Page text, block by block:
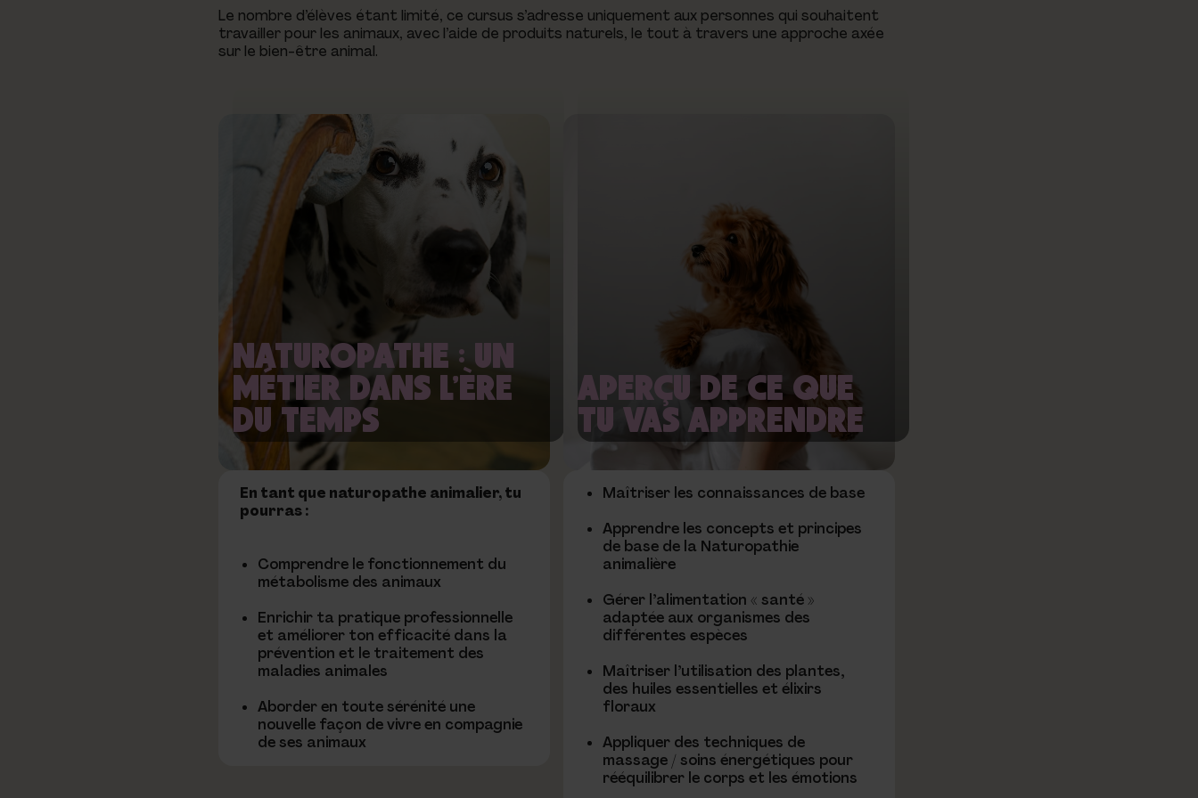
Le nombre d’élèves étant limité, ce cursus s’adresse uniquement aux personnes qui souhaitent
travailler pour les animaux, avec l’aide de produits naturels, le tout à travers une approche axée
sur le bien-être animal.
NATUROPATHE : UN
MÉTIER DANS L’ÈRE
DU TEMPS
En tant que naturopathe animalier, tu
pourras :
Comprendre le fonctionnement du
métabolisme des animaux
Enrichir ta pratique professionnelle
et améliorer ton efficacité dans la
prévention et le traitement des
maladies animales
Aborder en toute sérénité une
nouvelle façon de vivre en compagnie
de ses animaux
APERÇU DE CE QUE
TU VAS APPRENDRE
Maîtriser les connaissances de base
Apprendre les concepts et principes
de base de la Naturopathie
animalière
Gérer l’alimentation « santé »
adaptée aux organismes des
différentes espèces
Maîtriser l’utilisation des plantes,
des huiles essentielles et élixirs
floraux
Appliquer des techniques de
massage / soins énergétiques pour
rééquilibrer le corps et les émotions